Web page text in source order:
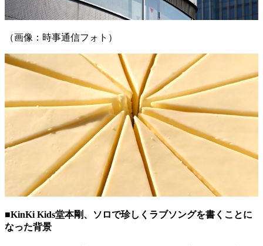
（画像：時事通信フォト）
■KinKi Kids堂本剛、ソロで珍しくラブソングを書くことに
なった背景